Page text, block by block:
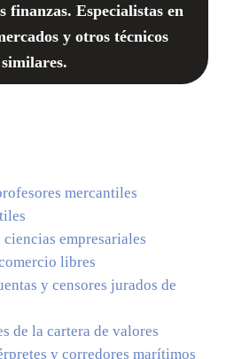
finanzas. Especialistas en
y otros técnicos
similares.
mercantiles
empresariales
libres
y censores jurados de
de la cartera de valores
y corredores marítimos